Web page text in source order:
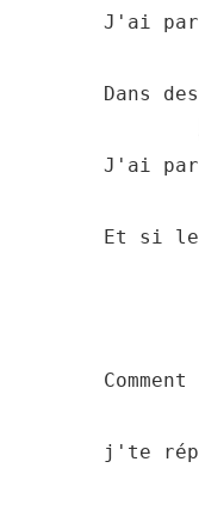
J'ai
Dans
J'ai
Et si le
j'te